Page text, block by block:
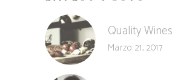
Quality Wines
Marzo 21, 2017